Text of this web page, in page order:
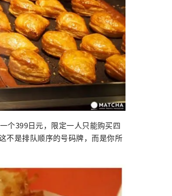
个399日元，限定一人只能购买四
不是排队顺序的号码牌，而是你所